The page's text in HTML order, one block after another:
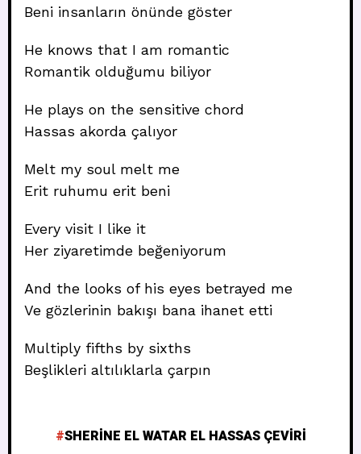
Beni insanların önünde göster
He knows that I am romantic
Romantik olduğumu biliyor
He plays on the sensitive chord
Hassas akorda çalıyor
Melt my soul melt me
Erit ruhumu erit beni
Every visit I like it
Her ziyaretimde beğeniyorum
And the looks of his eyes betrayed me
Ve gözlerinin bakışı bana ihanet etti
Multiply fifths by sixths
Beşlikleri altılıklarla çarpın
SHERINE EL WATAR EL HASSAS ÇEVIRI